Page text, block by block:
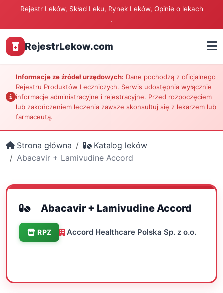
Rejestr Leków, Skład Leku, Rynek Leków, Opinie o lekach
.
RejestrLekow.com
Informacje ze źródeł urzędowych: Dane pochodzą z oficjalnego
Rejestru Produktów Leczniczych. Serwis udostępnia wyłącznie
informacje administracyjne i rejestracyjne. Przed rozpoczęciem
lub zakończeniem leczenia zawsze skonsultuj się z lekarzem lub
farmaceutą.
Strona główna
Katalog leków
Abacavir + Lamivudine Accord
Abacavir + Lamivudine Accord
RPZ Accord Healthcare Polska Sp. z o.o.